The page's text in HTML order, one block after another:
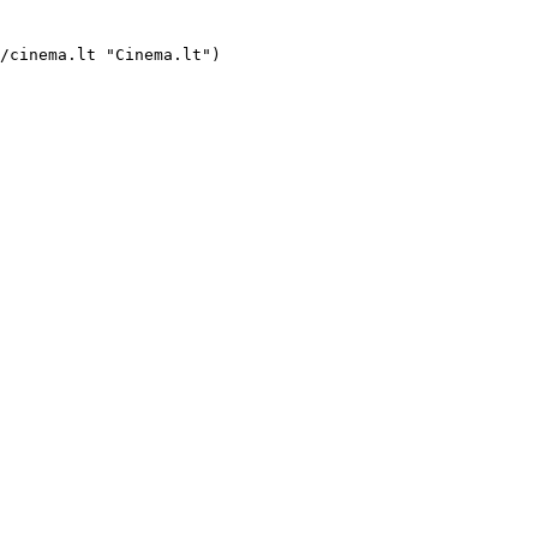
c/vdaNZCff1n5dH2dn-2xl.webp)  ![imdb](https://cinema.lt/imag